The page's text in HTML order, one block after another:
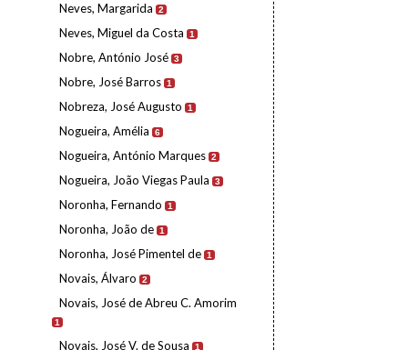
Neves, Margarida 2
Neves, Miguel da Costa 1
Nobre, António José 3
Nobre, José Barros 1
Nobreza, José Augusto 1
Nogueira, Amélia 6
Nogueira, António Marques 2
Nogueira, João Viegas Paula 3
Noronha, Fernando 1
Noronha, João de 1
Noronha, José Pimentel de 1
Novais, Álvaro 2
Novais, José de Abreu C. Amorim
1
Novais, José V. de Sousa 1